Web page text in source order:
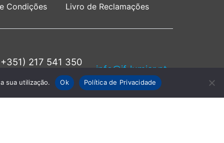
Condições Livro de Reclamações
217 541 350
info@jf-lumiar.pt
sua utilização. Ok Política de Privacidade